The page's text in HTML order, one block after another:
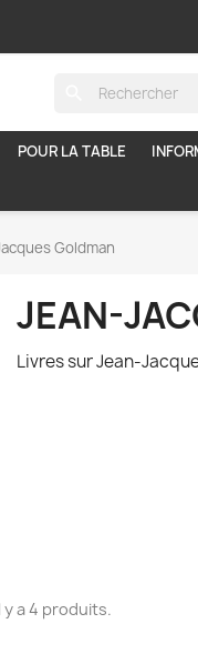
POUR LA TABLE
Goldman
JEAN-
Livres sur Jean-
y a 4 produits.